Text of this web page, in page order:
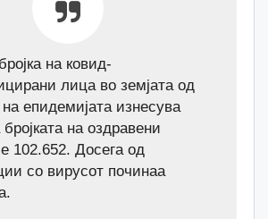
на ковид-
лица во земјата од
на епидемијата изнесува
на оздравени
102.652. Досега од
со вирусот починаа